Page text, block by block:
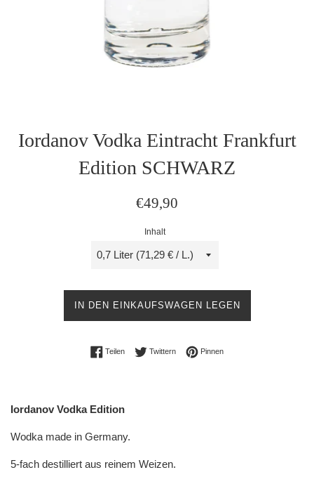
Iordanov Vodka Eintracht Frankfurt
Edition SCHWARZ
Normaler
€49,90
Inhalt
IN DEN EINKAUFSWAGEN LEGEN
TeilenAuf Facebook teilen
TwitternAuf Twitter twittern
PinnenAuf Pinterest pinnen
Iordanov Vodka Edition
Wodka made in Germany.
5-fach destilliert aus reinem Weizen.